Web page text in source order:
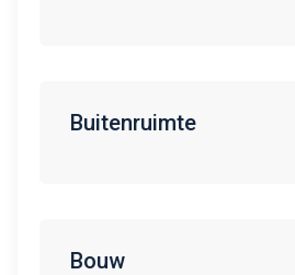
Buitenruimte
Bouw